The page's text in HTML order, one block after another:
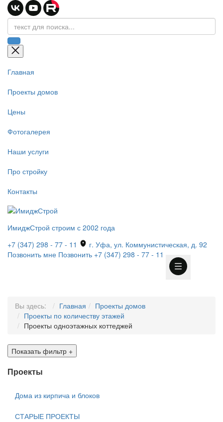
Главная
Проекты домов
Цены
Фотогалерея
Наши услуги
Про стройку
Контакты
ИмиджСтрой строим с 2002 года
+7 (347) 298 - 77 - 11
г. Уфа, ул. Коммунистическая, д. 92
Позвонить мне Позвонить +7 (347) 298 - 77 - 11
Вы здесь: Главная
Проекты домов
Проекты по количеству этажей
Проекты одноэтажных коттеджей
Показать фильтр +
Проекты
Дома из кирпича и блоков
СТАРЫЕ ПРОЕКТЫ